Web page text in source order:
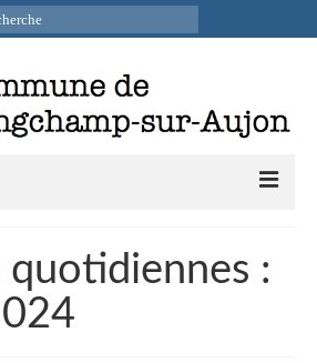
de la commune
quotidiennes :